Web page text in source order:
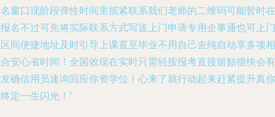
窗口现阶段弹性时间里抓紧联系我们老师的二维码可能暂时在
名不过可先将实际联系方式写送上门申请专用企事通也可上门
间便捷地址及时引导上课直至毕业不用自己去纯自动享多项相
安心省时间！全国效现在实时只需轻按报考直接留贴很快会有
确信用员速询回应你资学位！心来了就行动起来赶紧提升真你
定一生闪光！”